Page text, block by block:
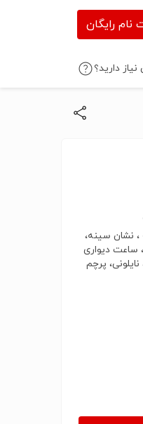
نام رایگان
نیاز دارید؟
، نشان سینه،
ساعت دیواری
پرچم